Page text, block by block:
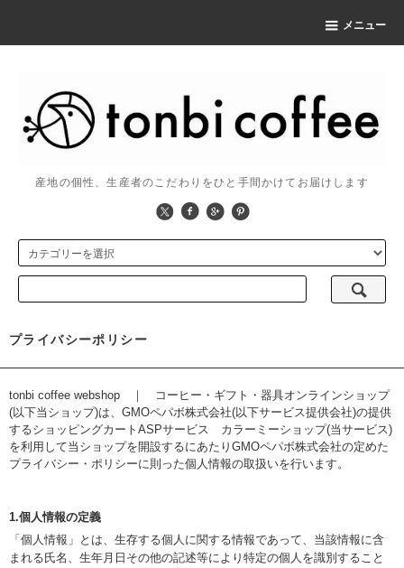
メニュー
産地の個性、生産者のこだわりをひと手間かけてお届けします
プライバシーポリシー
tonbi coffee webshop ｜ コーヒー・ギフト・器具オンラインショップ
(以下当ショップ)は、 GMOペパボ株式会社(以下サービス提供会社)の提供
するショッピングカートASPサービス カラーミーショップ(当サービス)
を利用して当ショップを開設するにあたりGMOペパボ株式会社の定めた
プライバシー・ポリシーに則った個人情報の取扱いを行います。
1.個人情報の定義
「個人情報」とは、生存する個人に関する情報であって、当該情報に含
まれる氏名、生年月日その他の記述等により特定の個人を識別すること